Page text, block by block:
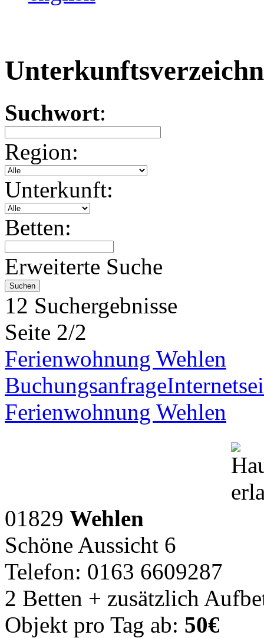
Suchwort:
Region:
Unterkunft:
Betten:
Erweiterte Suche
12 Suchergebnisse
Seite 2/2
Ferienwohnung Wehlen
Buchungsanfrage
Ferienwohnung Wehlen
01829 Wehlen
Schöne Aussicht 6
Telefon: 0163 6609287
2 Betten + zusätzlich
Objekt pro Tag ab: 50€